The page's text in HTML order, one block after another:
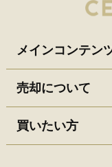
メインコンテン
売却について
買いたい方